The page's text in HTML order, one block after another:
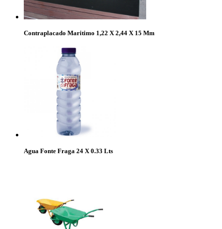
Contraplacado Maritimo 1,22 X 2,44 X 15 Mm
Agua Fonte Fraga 24 X 0.33 Lts